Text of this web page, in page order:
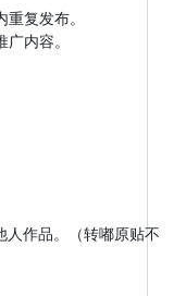
复发布。
内容。
人作品。（转嘟原贴不